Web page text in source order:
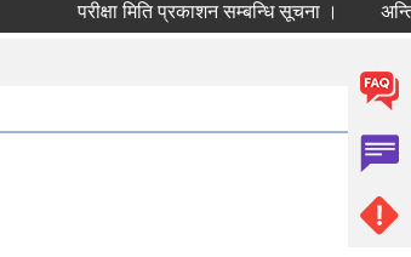
परीक्षा मिति प्रकाशन सम्बन्धि सूचना । अन्तिम